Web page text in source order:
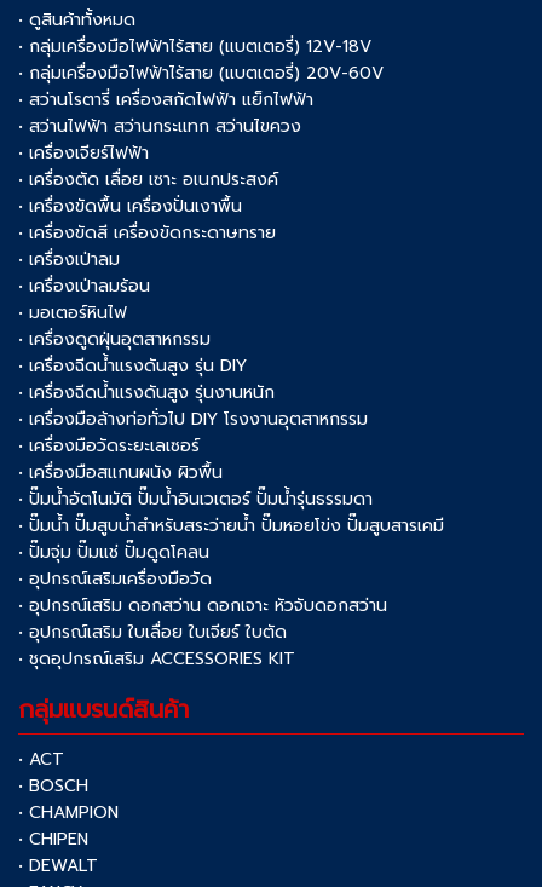
• ดูสินค้าทั้งหมด
• กลุ่มเครื่องมือไฟฟ้าไร้สาย (แบตเตอรี่) 12V-18V
• กลุ่มเครื่องมือไฟฟ้าไร้สาย (แบตเตอรี่) 20V-60V
• สว่านโรตารี่ เครื่องสกัดไฟฟ้า แย็กไฟฟ้า
• สว่านไฟฟ้า สว่านกระแทก สว่านไขควง
• เครื่องเจียร์ไฟฟ้า
• เครื่องตัด เลื่อย เซาะ อเนกประสงค์
• เครื่องขัดพื้น เครื่องปั่นเงาพื้น
• เครื่องขัดสี เครื่องขัดกระดาษทราย
• เครื่องเป่าลม
• เครื่องเป่าลมร้อน
• มอเตอร์หินไฟ
• เครื่องดูดฝุ่นอุตสาหกรรม
• เครื่องฉีดน้ำแรงดันสูง รุ่น DIY
• เครื่องฉีดน้ำแรงดันสูง รุ่นงานหนัก
• เครื่องมือล้างท่อทั่วไป DIY โรงงานอุตสาหกรรม
• เครื่องมือวัดระยะเลเซอร์
• เครื่องมือสแกนผนัง ผิวพื้น
• ปั๊มน้ำอัตโนมัติ ปั๊มน้ำอินเวเตอร์ ปั๊มน้ำรุ่นธรรมดา
• ปั๊มน้ำ ปั๊มสูบน้ำสำหรับสระว่ายน้ำ ปั๊มหอยโข่ง ปั๊มสูบสารเคมี
• ปั๊มจุ่ม ปั๊มแช่ ปั๊มดูดโคลน
• อุปกรณ์เสริมเครื่องมือวัด
• อุปกรณ์เสริม ดอกสว่าน ดอกเจาะ หัวจับดอกสว่าน
• อุปกรณ์เสริม ใบเลื่อย ใบเจียร์ ใบตัด
• ชุดอุปกรณ์เสริม ACCESSORIES KIT
กลุ่มแบรนด์สินค้า
• ACT
• BOSCH
• CHAMPION
• CHIPEN
• DEWALT